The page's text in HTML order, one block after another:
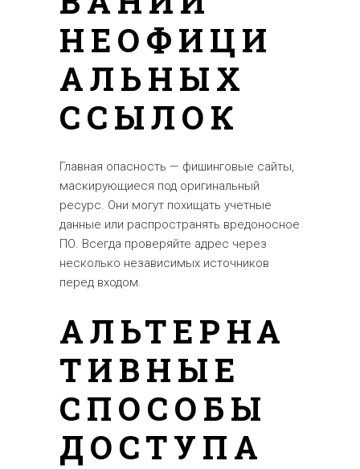
НЕОФИЦИ
АЛЬНЫХ
ССЫЛОК
Главная опасность — фишинговые сайты,
маскирующиеся под оригинальный
ресурс. Они могут похищать учетные
данные или распространять вредоносное
ПО. Всегда проверяйте адрес через
несколько независимых источников
перед входом.
АЛЬТЕРНА
ТИВНЫЕ
СПОСОБЫ
ДОСТУПА